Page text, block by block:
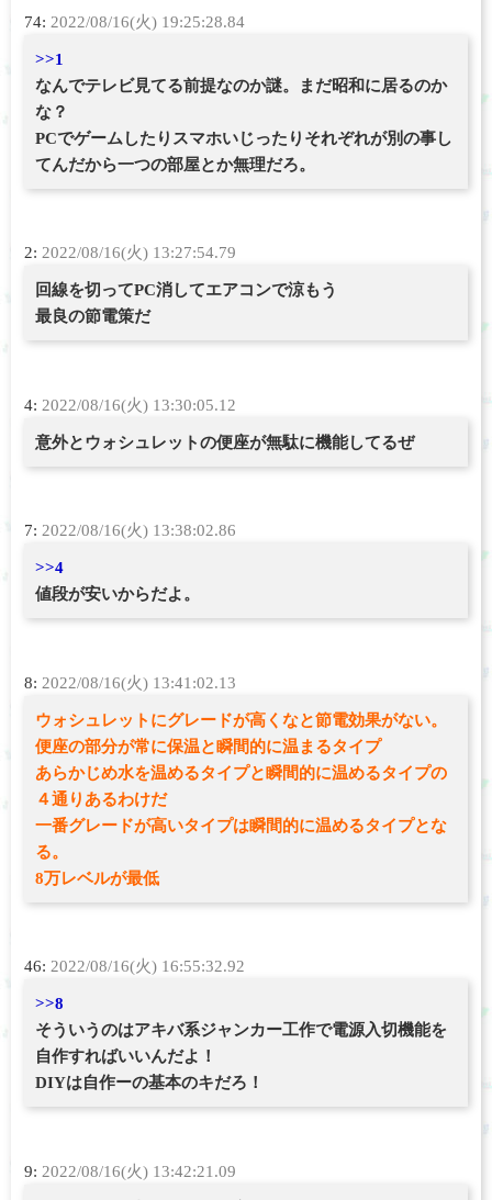
74: 2022/08/16(火) 19:25:28.84
>>1
なんでテレビ見てる前提なのか謎。まだ昭和に居るのか
な？
PCでゲームしたりスマホいじったりそれぞれが別の事し
てんだから一つの部屋とか無理だろ。
2: 2022/08/16(火) 13:27:54.79
回線を切ってPC消してエアコンで涼もう
最良の節電策だ
4: 2022/08/16(火) 13:30:05.12
意外とウォシュレットの便座が無駄に機能してるぜ
7: 2022/08/16(火) 13:38:02.86
>>4
値段が安いからだよ。
8: 2022/08/16(火) 13:41:02.13
ウォシュレットにグレードが高くなと節電効果がない。
便座の部分が常に保温と瞬間的に温まるタイプ
あらかじめ水を温めるタイプと瞬間的に温めるタイプの
４通りあるわけだ
一番グレードが高いタイプは瞬間的に温めるタイプとな
る。
8万レベルが最低
46: 2022/08/16(火) 16:55:32.92
>>8
そういうのはアキバ系ジャンカー工作で電源入切機能を
自作すればいいんだよ！
DIYは自作ーの基本のキだろ！
9: 2022/08/16(火) 13:42:21.09